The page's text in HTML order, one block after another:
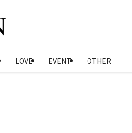
LOVE EVENT OTHER